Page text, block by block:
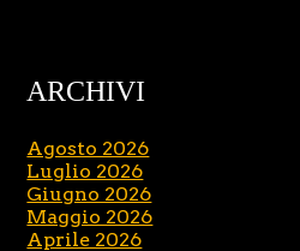
ARCHIVI
Agosto 2026
Luglio 2026
Giugno 2026
Maggio 2026
Aprile 2026